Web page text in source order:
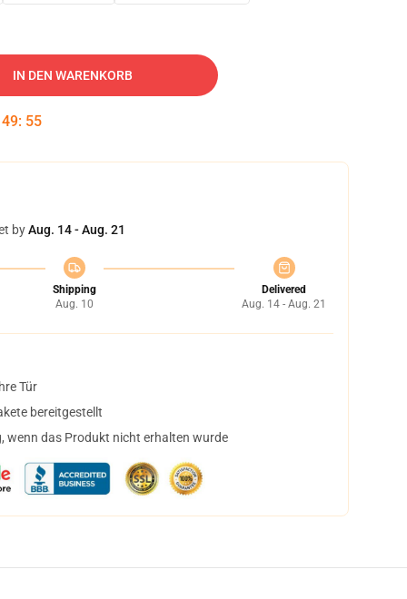
IN DEN WARENKORB
49: 54
byAug. 14 - Aug. 21
Shipping
Aug. 10
Delivered
Aug. 14 - Aug. 21
Tür
bereitgestellt
wenn das Produkt nicht erhalten wurde